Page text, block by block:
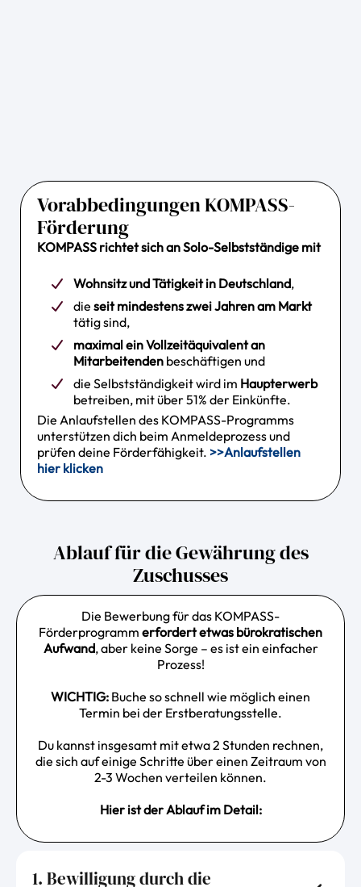
Vorabbedingungen KOMPASS-
Förderung
KOMPASS richtet sich an Solo-Selbstständige mit
Wohnsitz und Tätigkeit in Deutschland,
die seit mindestens zwei Jahren am Markt
tätig sind,
maximal ein Vollzeitäquivalent an
Mitarbeitenden beschäftigen und
die Selbstständigkeit wird im Haupterwerb
betreiben, mit über 51% der Einkünfte.
Die Anlaufstellen des KOMPASS-Programms
unterstützen dich beim Anmeldeprozess und
prüfen deine Förderfähigkeit. >>Anlaufstellen
hier klicken
Ablauf für die Gewährung des
Zuschusses
Die Bewerbung für das KOMPASS-
Förderprogramm erfordert etwas bürokratischen
Aufwand, aber keine Sorge – es ist ein einfacher
Prozess!
WICHTIG: Buche so schnell wie möglich einen
Termin bei der Erstberatungsstelle.
Du kannst insgesamt mit etwa 2 Stunden rechnen,
die sich auf einige Schritte über einen Zeitraum von
2-3 Wochen verteilen können.
Hier ist der Ablauf im Detail:
1. Bewilligung durch die